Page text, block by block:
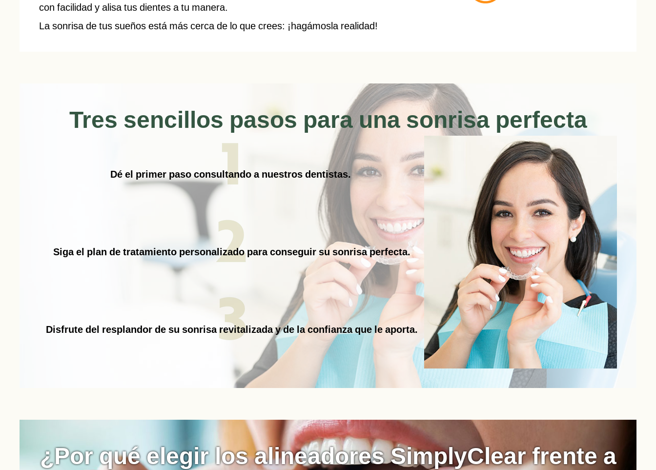
con facilidad y alisa tus dientes a tu manera.
La sonrisa de tus sueños está más cerca de lo que crees: ¡hagámosla realidad!
Tres sencillos pasos para una sonrisa perfecta
Dé el primer paso consultando a nuestros dentistas.
Siga el plan de tratamiento personalizado para conseguir su sonrisa perfecta.
Disfrute del resplandor de su sonrisa revitalizada y de la confianza que le aporta.
¿Por qué elegir los alineadores SimplyClear frente a